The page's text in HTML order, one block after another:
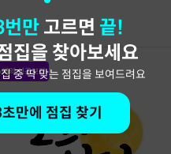
번만 고르면 끝!
집을 찾아보세요
중 딱 맞는 점집을 보여드려요
만에 점집 찾기
예약 성공보장